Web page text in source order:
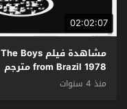
02:02:07
مشاهدة فيلم The Boys
from Brazil 1978 مترجم
منذ 4 سنوات